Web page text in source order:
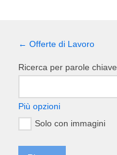
← Offerte di Lavoro
Ricerca per parole chiave
Più opzioni
Solo con immagini